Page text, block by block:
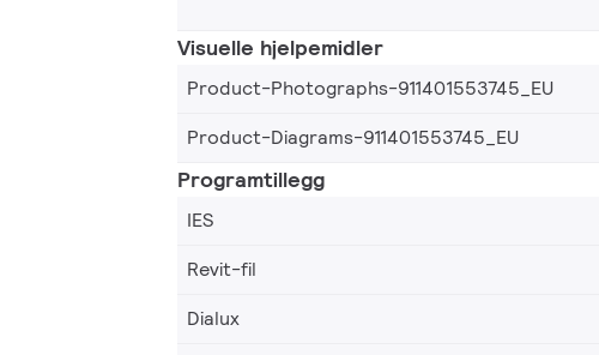
Visuelle hjelpemidler
Product-Photographs-911401553745_EU
Product-Diagrams-911401553745_EU
Programtillegg
IES
Revit-fil
Dialux